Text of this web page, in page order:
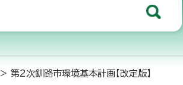
> 第2次釧路市環境基本計画【改定版】